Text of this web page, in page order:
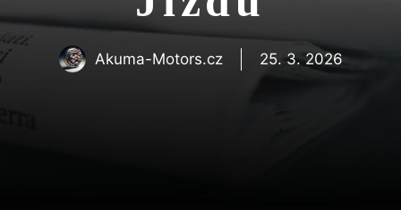
Akuma-Motors.cz 25. 3. 2026